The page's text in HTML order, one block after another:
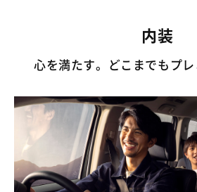
内装
心を満たす。どこまでもプレ